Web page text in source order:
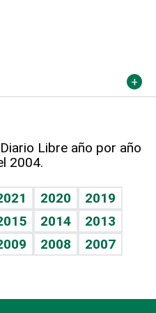
Libre año por año
2004.
2020
2019
2014
2013
2008
2007